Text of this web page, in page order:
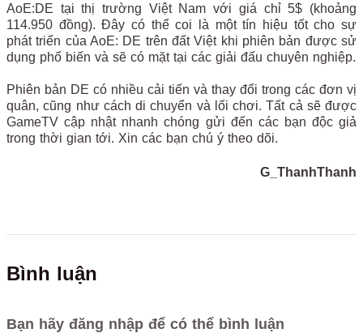
AoE:DE tại thị trường Việt Nam với giá chỉ 5$ (khoảng
114.950 đồng). Đây có thể coi là một tín hiệu tốt cho sự
phát triển của AoE: DE trên đất Việt khi phiên bản được sử
dụng phổ biến và sẽ có mặt tại các giải đấu chuyên nghiệp.
Phiên bản DE có nhiều cải tiến và thay đổi trong các đơn vị
quân, cũng như cách di chuyển và lối chơi. Tất cả sẽ được
GameTV cập nhật nhanh chóng gửi đến các bạn độc giả
trong thời gian tới. Xin các bạn chú ý theo dõi.
G_ThanhThanh
Bình luận
Bạn hãy đăng nhập để có thể bình luận